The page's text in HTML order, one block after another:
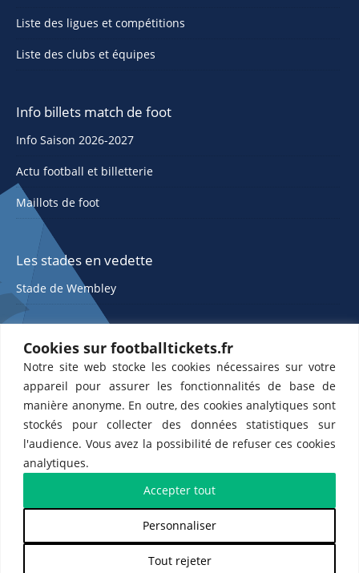
Cookies sur footballtickets.fr
Notre site web stocke les cookies nécessaires sur votre
appareil pour assurer les fonctionnalités de base de
manière anonyme. En outre, des cookies analytiques sont
stockés pour collecter des données statistiques sur
l'audience. Vous avez la possibilité de refuser ces cookies
analytiques.
Personnaliser
Tout rejeter
Accepter tout
Liste des ligues et compétitions
Liste des clubs et équipes
Info billets match de foot
Info Saison 2026-2027
Actu football et billetterie
Maillots de foot
Les stades en vedette
Stade de Wembley
ETTS 365 SL, Rambla de Catalunya 38, 8, 1, 08007 Barcelone, Espagne |
Partenaires de l'US Changé 53 💙et de l'US Bretons de Paris 🤍
𝕏